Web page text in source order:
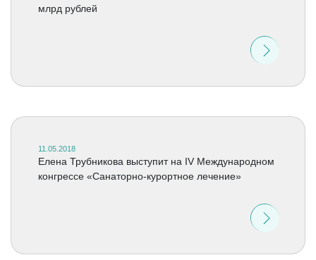
млрд рублей
11.05.2018
Елена Трубникова выступит на IV Международном
конгрессе «Санаторно-курортное лечение»